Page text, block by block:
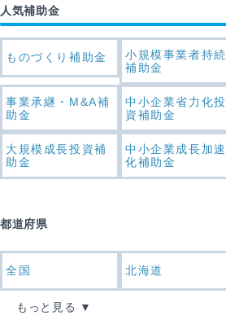
人気補助金
ものづくり補助金
小規模事業者持続
補助金
事業承継・M&A補
助金
中小企業省力化投
資補助金
大規模成長投資補
助金
中小企業成長加速
化補助金
都道府県
全国 北海道
もっと見る